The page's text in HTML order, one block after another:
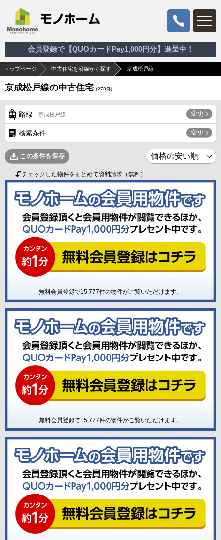
会員登録で【QUOカードPay1,000円分】進呈中！
トップページ 中古住宅を沿線から探す 京成松戸線
京成松戸線の中古住宅 (278件)
路線 京成松戸線 変更
検索条件 変更
この条件を保存
チェックした物件をまとめて資料請求（無料）
無料会員登録で15,777件の物件がご覧いただけます。
無料会員登録で15,777件の物件がご覧いただけます。